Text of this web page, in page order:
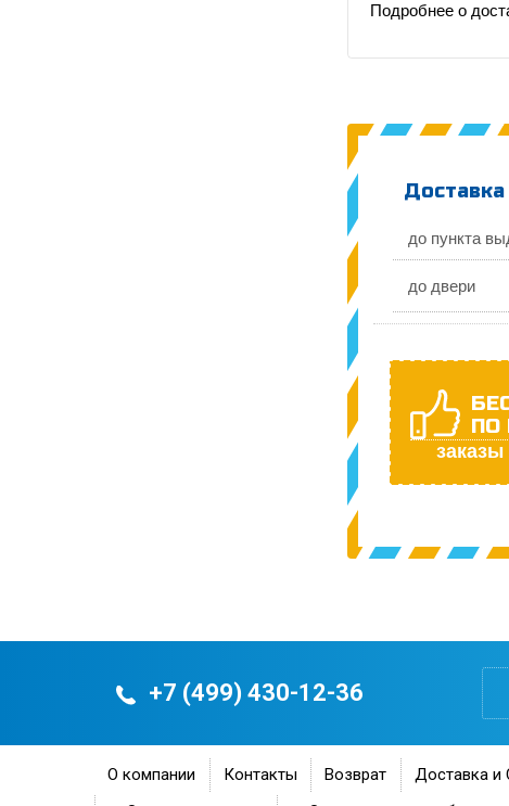
Подробнее о
до пункта
до двери
ПО
заказы
+7 (499) 430-12-36
О компании Контакты Возврат Доставка